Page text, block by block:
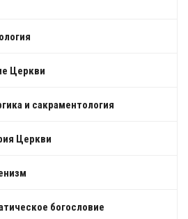
Церкви
и сакраментология
Церкви
богословие